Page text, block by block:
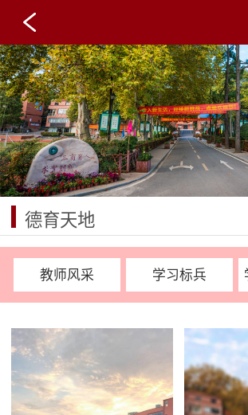
武汉私立高中_初中寄宿学校
家好_武汉点睛学
德育天地
教师风采 学习标兵